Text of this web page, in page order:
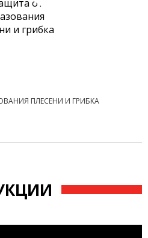
ПЛЕСЕНИ И ГРИБКА